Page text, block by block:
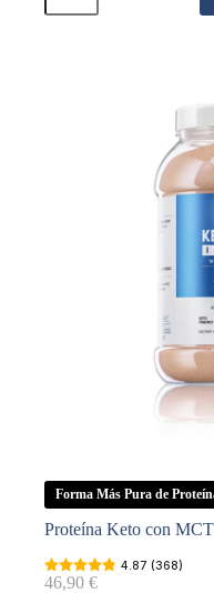
MCT
Forma Más Pura de
Proteína Keto con
4.87 (368)
46,90 €